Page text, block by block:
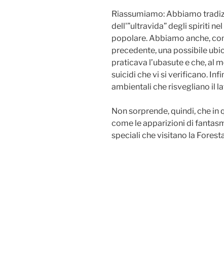
Riassumiamo: Abbiamo
dell'”ultravida” degli spiriti
popolare. Abbiamo anche,
precedente, una possibile
praticava l’ubasute e che, al
suicidi che vi si verificano.
ambientali che risvegliano il
Non sorprende, quindi, che
come le apparizioni di
speciali che visitano la